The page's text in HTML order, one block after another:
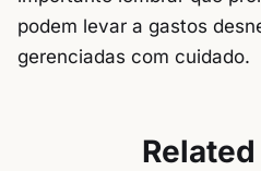
podem levar a gastos
gerenciadas com cuidado.